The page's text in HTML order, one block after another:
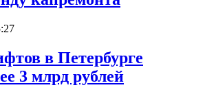
в Петербурге
3 млрд рублей